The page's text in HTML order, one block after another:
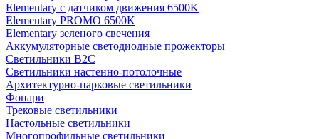
Elementary с датчиком движения 6500K
Elementary PROMO 6500K
Elementary зеленого свечения
Аккумуляторные светодиодные прожекторы
Светильники B2C
Светильники настенно-потолочные
Архитектурно-парковые светильники
Фонари
Трековые светильники
Настольные светильники
Многопрофильные светильники